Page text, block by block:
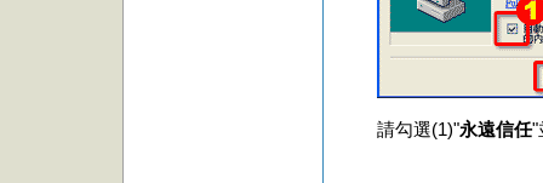
請勾選(1)"永遠信任"